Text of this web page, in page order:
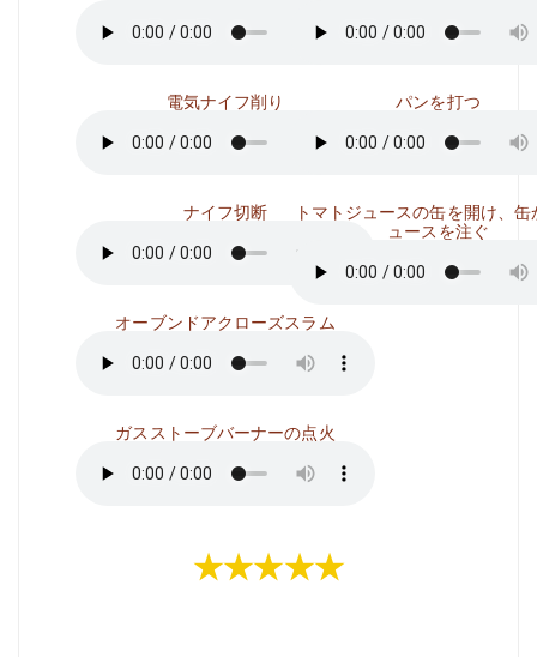
電気ナイフ削り
ナイフ切断
オーブンドアクローズスラム
ガスストーブバーナーの点火
パンを打つ
トマトジュースの缶を開け、缶
ュースを注ぐ
★★★★★